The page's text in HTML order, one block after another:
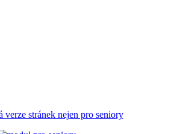
verze stránek nejen pro seniory